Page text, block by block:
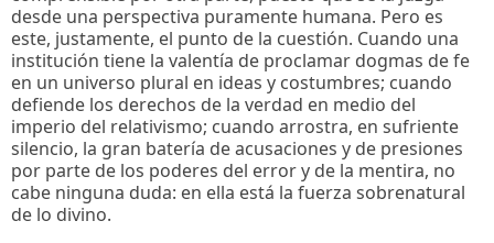
desde una perspectiva puramente humana. Pero es
este, justamente, el punto de la cuestión. Cuando una
institución tiene la valentía de proclamar dogmas de fe
en un universo plural en ideas y costumbres; cuando
defiende los derechos de la verdad en medio del
imperio del relativismo; cuando arrostra, en sufriente
silencio, la gran batería de acusaciones y de presiones
por parte de los poderes del error y de la mentira, no
cabe ninguna duda: en ella está la fuerza sobrenatural
de lo divino.